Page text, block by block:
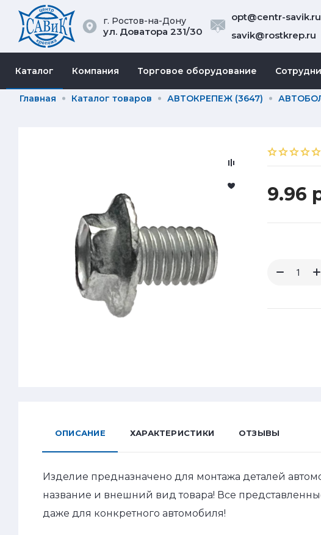
г. Ростов-на-Дону
ул. Доватора 231/30
opt@centr-savik.ru
savik@rostkrep.ru
Каталог Компания Торговое оборудование
Главная Каталог товаров АВТОКРЕПЕЖ (3647)
9.96
ОПИСАНИЕ ХАРАКТЕРИСТИКИ ОТЗЫВЫ
Изделие предназначено для монтажа деталей
название и внешний вид товара! Все
даже для конкретного автомобиля!